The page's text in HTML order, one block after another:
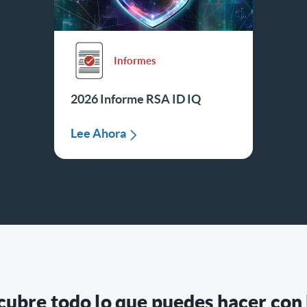
Informes
2026 Informe RSA ID IQ
Lee Ahora
todo lo que puedes hacer con